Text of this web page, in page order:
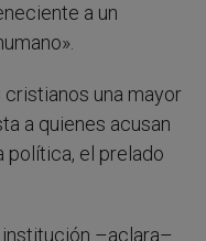
a un
una mayor
a quienes acusan
política, el prelado
–aclara–.